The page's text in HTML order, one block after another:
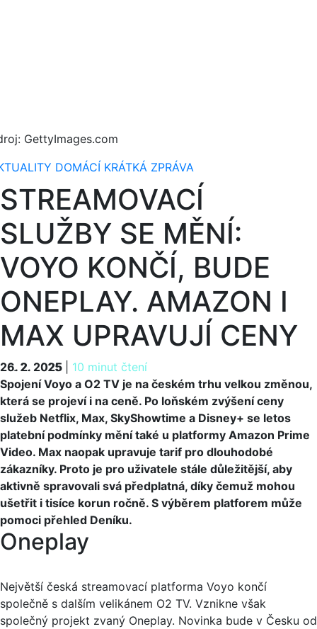
GettyImages.com
DOMÁCÍ KRÁTKÁ ZPRÁVA
STREAMOVACÍ
SLUŽBY SE MĚNÍ:
VOYO KONČÍ, BUDE
ONEPLAY. AMAZON I
MAX UPRAVUJÍ CENY
26. 2. 2025 10 minut čtení
26. 2. 2025
Spojení Voyo a O2 TV je na českém trhu velkou změnou,
která se projeví i na ceně. Po loňském zvýšení ceny
služeb Netflix, Max, SkyShowtime a Disney+ se letos
platební podmínky mění také u platformy Amazon Prime
Video. Max naopak upravuje tarif pro dlouhodobé
zákazníky. Proto je pro uživatele stále důležitější, aby
aktivně spravovali svá předplatná, díky čemuž mohou
ušetřit i tisíce korun ročně. S výběrem platforem může
pomoci přehled Deníku.
Oneplay
Největší česká streamovací platforma Voyo končí
společně s dalším velikánem O2 TV. Vznikne však
společný projekt zvaný Oneplay. Novinka bude v Česku od